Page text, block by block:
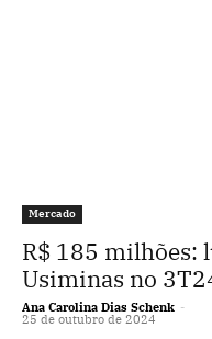
Mercado
R$ 185 milhões:
Usiminas no
Ana Carolina Dias Schenk -
25 de outubro de 2024